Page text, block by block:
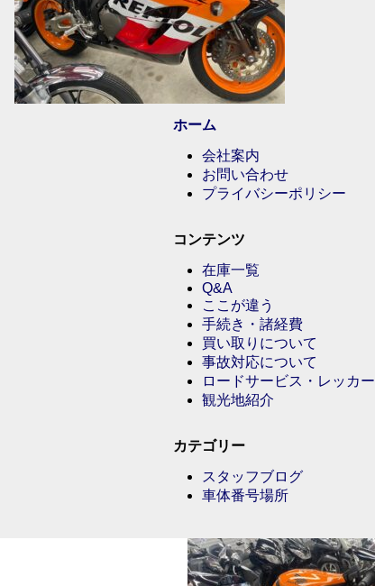
ホーム
会社案内
お問い合わせ
プライバシーポリシー
コンテンツ
在庫一覧
Q&A
ここが違う
手続き・諸経費
買い取りについて
事故対応について
ロードサービス・レッカー
観光地紹介
カテゴリー
スタッフブログ
車体番号場所